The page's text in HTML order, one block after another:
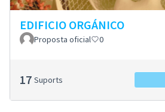
EDIFICIO ORGÁNICO
Proposta oficial 0
17 Suports